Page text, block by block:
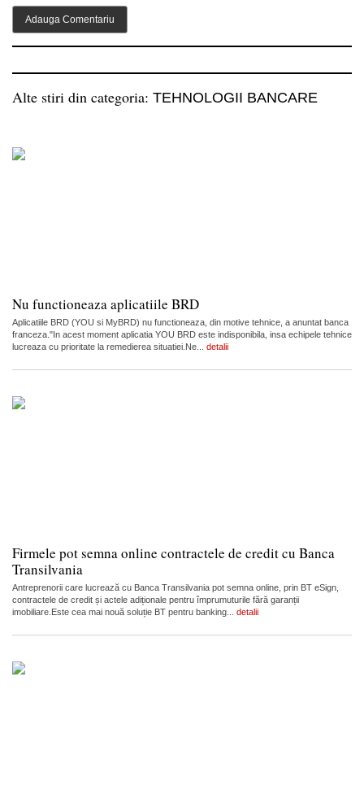
Alte stiri din categoria: TEHNOLOGII BANCARE
Nu functioneaza aplicatiile BRD
Aplicatiile BRD (YOU si MyBRD) nu functioneaza, din motive tehnice, a anuntat banca
franceza."In acest moment aplicatia YOU BRD este indisponibila, insa echipele tehnice
lucreaza cu prioritate la remedierea situatiei.Ne... detalii
Firmele pot semna online contractele de credit cu Banca
Transilvania
Antreprenorii care lucrează cu Banca Transilvania pot semna online, prin BT eSign,
contractele de credit și actele adiționale pentru împrumuturile fără garanții
imobiliare.Este cea mai nouă soluție BT pentru banking... detalii